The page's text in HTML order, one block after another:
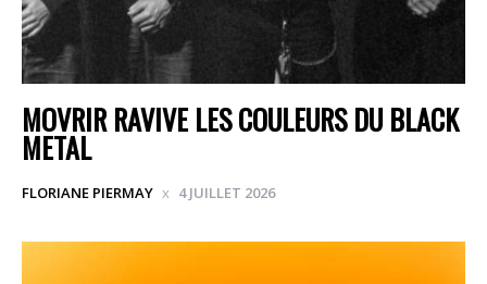
MOVRIR RAVIVE LES COULEURS DU BLACK
METAL
FLORIANE PIERMAY 4 JUILLET 2026